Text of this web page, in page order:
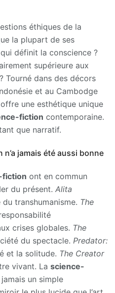
éthiques de la
la plupart de ses
définit la conscience ?
supérieure aux
Tourné dans des décors
et au Cambodge
une esthétique unique
fiction contemporaine.
que narratif.
jamais été aussi bonne
fiction ont en commun
du présent. Alita
du transhumanisme. The
crises globales. The
du spectacle. Predator:
et la solitude. The Creator
vivant. La science-
jamais un simple